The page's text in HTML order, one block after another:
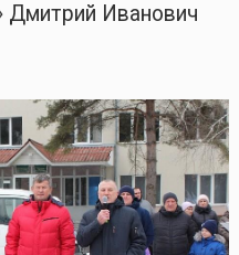
Дмитрий Иванович